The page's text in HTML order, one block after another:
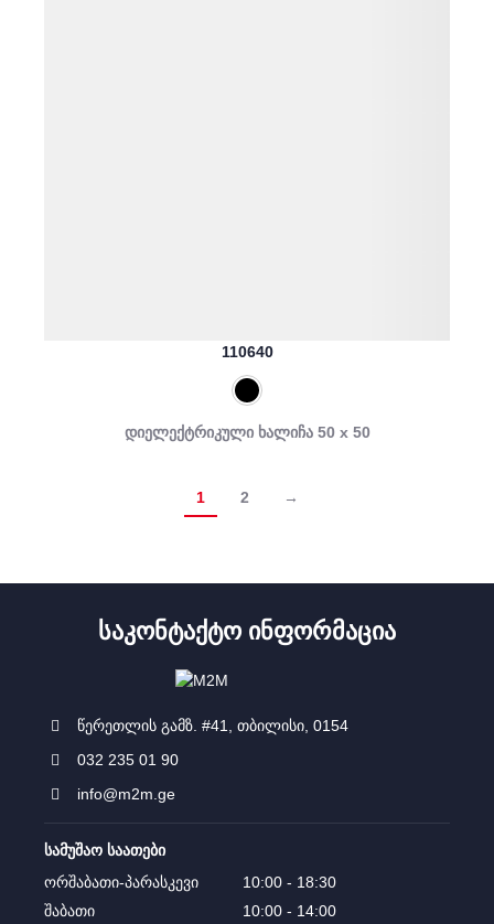
110640
დიელექტრიკული ხალიჩა 50 x 50
1 2 →
ᲡᲐᲙᲝᲜᲢᲐᲥᲢᲝ ᲘᲜᲤᲝᲠᲛᲐᲪᲘᲐ
წერეთლის გამზ. #41, თბილისი, 0154
032 235 01 90
info@m2m.ge
სამუშაო საათები
ორშაბათი-პარასკევი
10:00 - 18:30
შაბათი
10:00 - 14:00